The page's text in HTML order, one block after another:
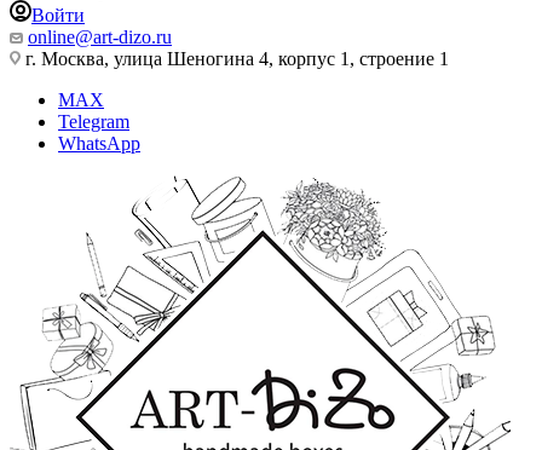
Войти
online@art-dizo.ru
г. Москва, улица Шеногина 4, корпус 1, строение 1
MAX
Telegram
WhatsApp